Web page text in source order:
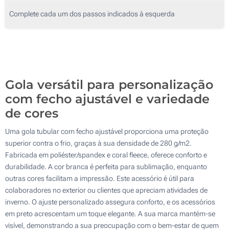
250
Complete cada um dos passos indicados à esquerda
Gola versátil para personalização
com fecho ajustável e variedade
de cores
Uma gola tubular com fecho ajustável proporciona uma proteção
superior contra o frio, graças à sua densidade de 280 g/m2.
Fabricada em poliéster/spandex e coral fleece, oferece conforto e
durabilidade. A cor branca é perfeita para sublimação, enquanto
outras cores facilitam a impressão. Este acessório é útil para
colaboradores no exterior ou clientes que apreciam atividades de
inverno. O ajuste personalizado assegura conforto, e os acessórios
em preto acrescentam um toque elegante. A sua marca mantém-se
visível, demonstrando a sua preocupação com o bem-estar de quem